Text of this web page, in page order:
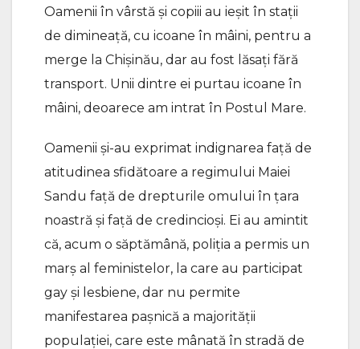
Oamenii în vârstă și copiii au ieșit în stații
de dimineață, cu icoane în mâini, pentru a
merge la Chișinău, dar au fost lăsați fără
transport. Unii dintre ei purtau icoane în
mâini, deoarece am intrat în Postul Mare.
Oamenii și-au exprimat indignarea față de
atitudinea sfidătoare a regimului Maiei
Sandu față de drepturile omului în țara
noastră și față de credincioși. Ei au amintit
că, acum o săptămână, poliția a permis un
marș al feministelor, la care au participat
gay și lesbiene, dar nu permite
manifestarea pașnică a majorității
populației, care este mânată în stradă de